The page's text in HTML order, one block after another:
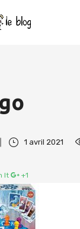
1 avril 2021
It +1